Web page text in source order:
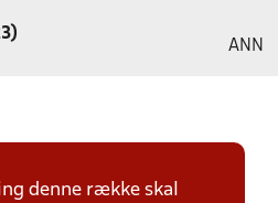
ANN
denne række skal